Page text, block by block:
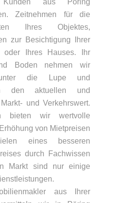
Kunden aus Pöring
Zeitnehmen für die
Ihres Objektes,
zur Besichtigung Ihrer
oder Ihres Hauses. Ihr
Boden nehmen wir
die Lupe und
den aktuellen und
und Verkehrswert.
bieten wir wertvolle
von Mietpreisen
eines besseren
durch Fachwissen
Markt sind nur einige
aus Ihrer